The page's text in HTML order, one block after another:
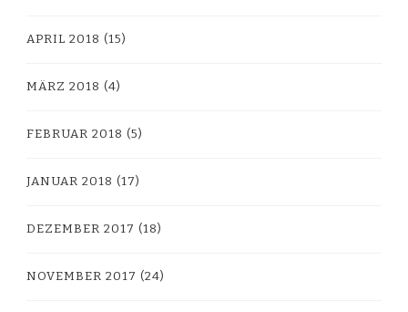
APRIL 2018 (15)
MÄRZ 2018 (4)
FEBRUAR 2018 (5)
JANUAR 2018 (17)
DEZEMBER 2017 (18)
NOVEMBER 2017 (24)